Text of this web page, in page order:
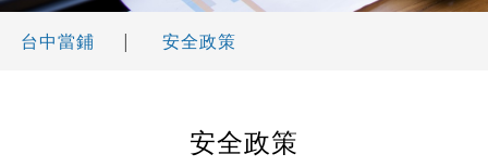
台中當鋪 | 安全政策
安全政策